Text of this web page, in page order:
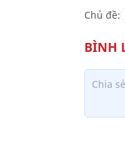
Chủ đề: